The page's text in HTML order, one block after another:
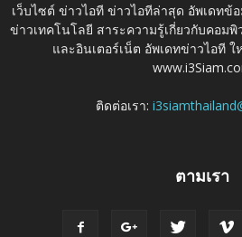
เว็บไซต์ ข่าวไอที ข่าวไอทีล่าสุด อัพเดทข้
ข่าวเทคโนโลยี สาระความรู้เกี่ยวกับคอม
และอินเตอร์เน็ต อัพเดทข่าวไอที
ติดต่อเรา:
ตามเรา